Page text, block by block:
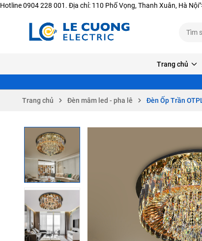
Hotline 0904 228 001. Địa chỉ: 110 Phố Vọng, Thanh Xuân, Hà
Trang chủ
Trang chủ Đèn mâm led - pha lê Đèn Ốp Trần